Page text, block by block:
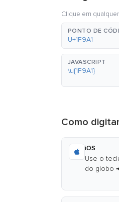
Clique em
PONTO DE
U+1F9A1
JAVASCRIPT
\u{1F9A1}
Como
iOS
Use o
do globo